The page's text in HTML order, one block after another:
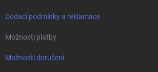
Dodací podmínky a reklamace
Možnosti platby
Možnosti doručení